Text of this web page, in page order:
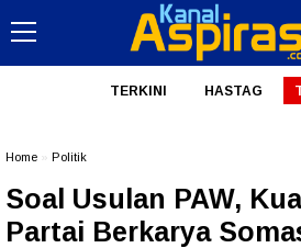
TERKINI HASTAG
Home Politik
Soal Usulan PAW,
Partai Berkarya